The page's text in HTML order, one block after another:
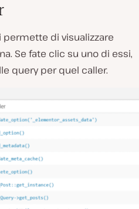
permette di visualizzare
Se fate clic su uno di essi,
query per quel caller.